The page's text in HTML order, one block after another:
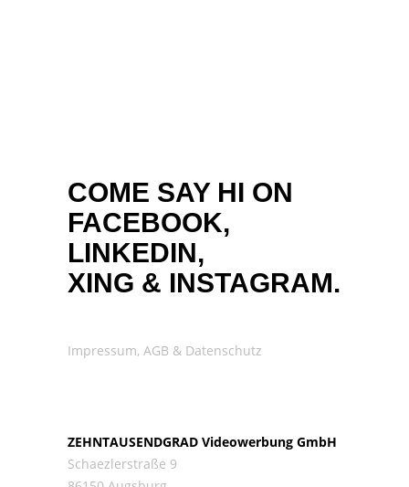
COME SAY HI ON
FACEBOOK,
LINKEDIN,
XING & INSTAGRAM.
Impressum, AGB & Datenschutz
ZEHNTAUSENDGRAD Videowerbung GmbH
Schaezlerstraße 9